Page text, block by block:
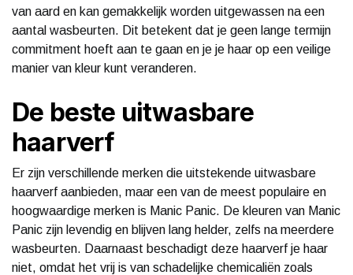
van aard en kan gemakkelijk worden uitgewassen na een
aantal wasbeurten. Dit betekent dat je geen lange termijn
commitment hoeft aan te gaan en je je haar op een veilige
manier van kleur kunt veranderen.
De beste uitwasbare
haarverf
Er zijn verschillende merken die uitstekende uitwasbare
haarverf aanbieden, maar een van de meest populaire en
hoogwaardige merken is Manic Panic. De kleuren van Manic
Panic zijn levendig en blijven lang helder, zelfs na meerdere
wasbeurten. Daarnaast beschadigt deze haarverf je haar
niet, omdat het vrij is van schadelijke chemicaliën zoals